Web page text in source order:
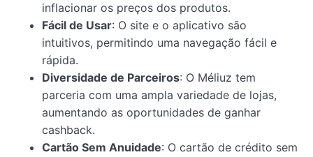
inflacionar os preços dos produtos.
Fácil de Usar: O site e o aplicativo são
intuitivos, permitindo uma navegação fácil e
rápida.
Diversidade de Parceiros: O Méliuz tem
parceria com uma ampla variedade de lojas,
aumentando as oportunidades de ganhar
cashback.
Cartão Sem Anuidade: O cartão de crédito sem